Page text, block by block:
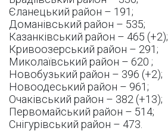
Єланецький район – 191;
Доманівський район – 535;
Казанківський район – 465 (+2);
Кривоозерський район – 291;
Миколаївський район – 620 ;
Новобузький район – 396 (+2);
Новоодеський район – 961;
Очаківський район – 382 (+13);
Первомайський район – 514;
Снігурівський район – 473.